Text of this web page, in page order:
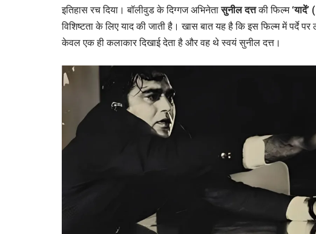
इतिहास रच दिया। बॉलीवुड के दिग्गज अभिनेतासुनील दत्तकी फिल्म
विशिष्टता के लिए याद की जाती है। खास बात यह है कि इस फिल्म में पर्दे
केवल एक ही कलाकार दिखाई देता है और वह थे स्वयं सुनील दत्त।